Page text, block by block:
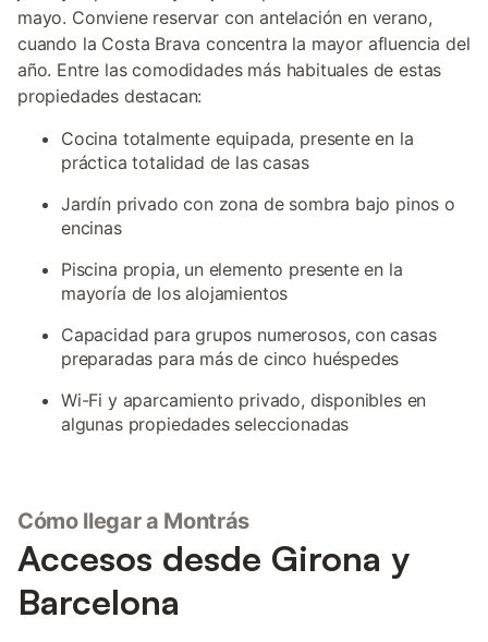
mayo. Conviene reservar con antelación en verano,
cuando la Costa Brava concentra la mayor afluencia del
año. Entre las comodidades más habituales de estas
propiedades destacan:
Cocina totalmente equipada, presente en la
práctica totalidad de las casas
Jardín privado con zona de sombra bajo pinos o
encinas
Piscina propia, un elemento presente en la
mayoría de los alojamientos
Capacidad para grupos numerosos, con casas
preparadas para más de cinco huéspedes
Wi-Fi y aparcamiento privado, disponibles en
algunas propiedades seleccionadas
Cómo llegar a Montrás
Accesos desde Girona y
Barcelona